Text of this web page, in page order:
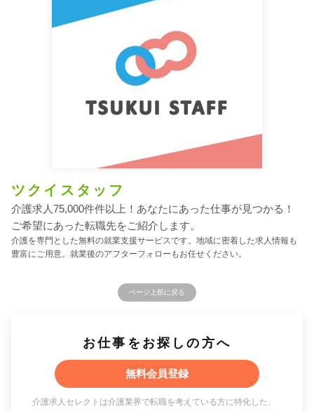
ツクイスタッフ
介護求人75,000件件以上！あなたにあった仕事が見つかる！
ご希望にあった転職先をご紹介します。
介護を専門とした無料の就業支援サービスです。地域に密着した求人情報も
豊富にご用意。就業後のアフターフォローもお任せください。
ページ上部に戻る
お仕事をお探しの方へ
無料会員登録
介護求人セレクトは介護業界で転職を考えている方に特化した、